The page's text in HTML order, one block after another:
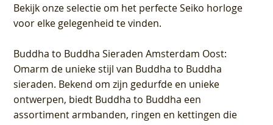
Bekijk onze selectie om het perfecte Seiko horloge
voor elke gelegenheid te vinden.
Buddha to Buddha Sieraden Amsterdam Oost:
Omarm de unieke stijl van Buddha to Buddha
sieraden. Bekend om zijn gedurfde en unieke
ontwerpen, biedt Buddha to Buddha een
assortiment armbanden, ringen en kettingen die